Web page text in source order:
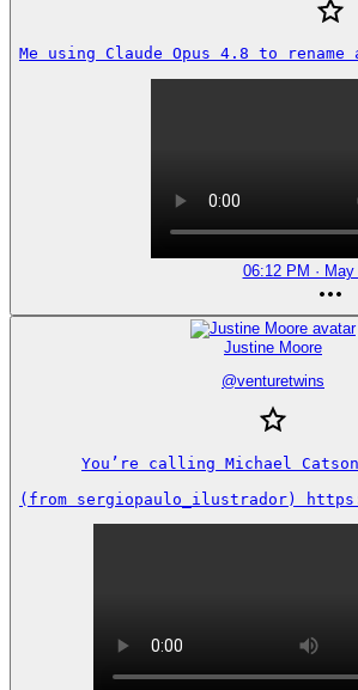
Me using Claude Opus 4.8 to
06:12 PM ·
Justine Moore
@venturetwins
You’re calling Michael
(from sergiopaulo_ilustrador)